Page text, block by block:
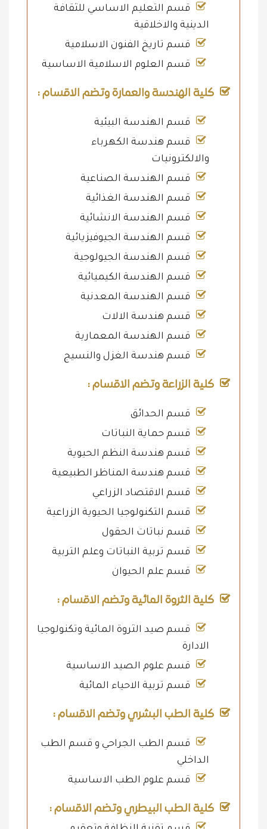
قسم التعليم الاساسي للثقافة
الدينية والاخلاقية
قسم تاريخ الفنون الاسلامية
قسم العلوم الاسلامية الاساسية
كلية الهندسة والعمارة وتضم الاقسام :
قسم الهندسة البيئية
قسم هندسة الكهرباء
والالكترونيات
قسم الهندسة الصناعية
قسم الهندسة الغذائية
قسم الهندسة الانشائية
قسم الهندسة الجيوفيزيائية
قسم الهندسة الجيولوجية
قسم الهندسة الكيميائية
قسم الهندسة المعدنية
قسم هندسة الالات
قسم الهندسة المعمارية
قسم هندسة الغزل والنسيج
كلية الزراعة وتضم الاقسام :
قسم الحدائق
قسم حماية النباتات
قسم هندسة النظم الحيوية
قسم هندسة المناظر الطبيعية
قسم الاقتصاد الزراعي
قسم التكنولوجيا الحيوية الزراعية
قسم نباتات الحقول
قسم تربية النباتات وعلم التربية
قسم علم الحيوان
كلية الثروة المائية وتضم الاقسام :
قسم صيد الثروة المائية وتكنولوجيا
الادارة
قسم علوم الصيد الاساسية
قسم تربية الاحياء المائية
كلية الطب البشري وتضم الاقسام :
قسم الطب الجراحي و قسم الطب
الداخلي
قسم علوم الطب الاساسية
كلية الطب البيطري وتضم الاقسام :